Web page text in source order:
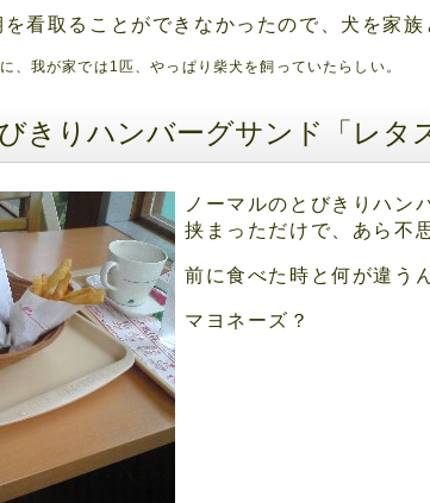
看取ることができなかったので、犬を家
、我が家では1匹、やっぱり柴犬を飼っていたらしい。
きりハンバーグサンド「レタ
ノーマルのとびきりハン
挟まっただけで、あら不
前に食べた時と何が違う
マヨネーズ？